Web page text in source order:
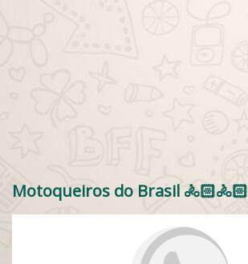
Motoqueiros do Brasil 🚴🏻🚴🏻